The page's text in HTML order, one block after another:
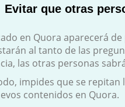
Evitar que otras
en Quora aparecerá
al tanto de las
las otras personas
impides que se repitan
contenidos en Quora.